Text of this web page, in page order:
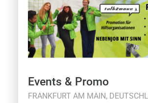
Events & Promo
FRANKFURT AM MAIN,